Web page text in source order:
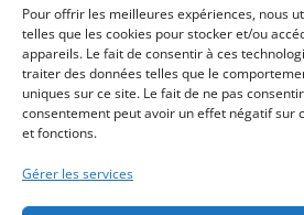
Pour offrir les meilleures expériences, nous
telles que les cookies pour stocker et/ou
appareils. Le fait de consentir à ces
traiter des données telles que le
uniques sur ce site. Le fait de ne pas
consentement peut avoir un effet négatif sur
et fonctions.
Gérer les services